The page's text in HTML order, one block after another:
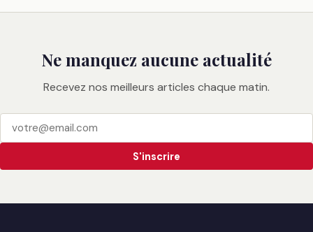
Ne manquez aucune actualité
Recevez nos meilleurs articles chaque matin.
S'inscrire